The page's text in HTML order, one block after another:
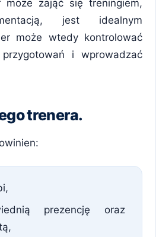
może zająć się treningiem,
jest idealnym
może wtedy kontrolować
i wprowadzać
trenera.
prezencję oraz